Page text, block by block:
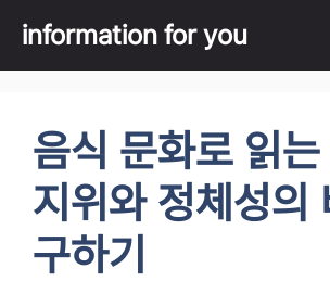
content
information for you
음식 문화로 읽
지위와 정체성의
구하기